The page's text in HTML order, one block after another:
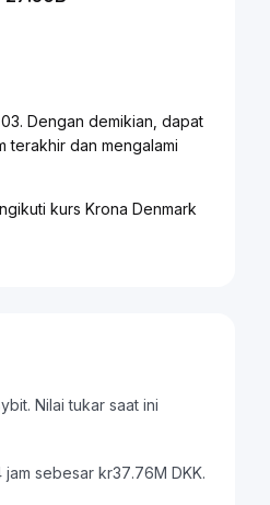
Dengan demikian, dapat
terakhir dan mengalami
kurs Krona Denmark
Nilai tukar saat ini
sebesar kr37.76M DKK.